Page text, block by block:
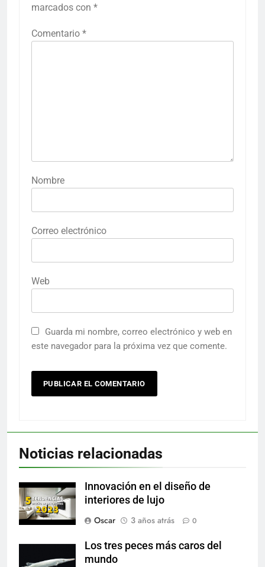
marcados con *
Comentario *
Nombre
Correo electrónico
Web
Guarda mi nombre, correo electrónico y web en
este navegador para la próxima vez que comente.
Noticias relacionadas
Innovación en el diseño de
interiores de lujo
Oscar
3 años atrás 0
Los tres peces más caros del
mundo